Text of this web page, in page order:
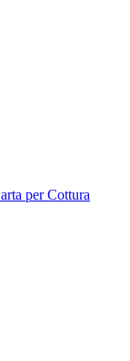
per Cottura